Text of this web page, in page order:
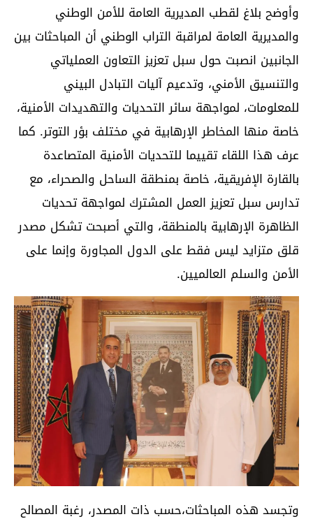
وأوضح بلاغ لقطب المديرية العامة للأمن الوطني
والمديرية العامة لمراقبة التراب الوطني أن المباحثات بين
الجانبين انصبت حول سبل تعزيز التعاون العملياتي
والتنسيق الأمني، وتدعيم آليات التبادل البيني
للمعلومات، لمواجهة سائر التحديات والتهديدات الأمنية،
خاصة منها المخاطر الإرهابية في مختلف بؤر التوتر. كما
عرف هذا اللقاء تقييما للتحديات الأمنية المتصاعدة
بالقارة الإفريقية، خاصة بمنطقة الساحل والصحراء، مع
تدارس سبل تعزيز العمل المشترك لمواجهة تحديات
الظاهرة الإرهابية بالمنطقة، والتي أصبحت تشكل مصدر
قلق متزايد ليس فقط على الدول المجاورة وإنما على
الأمن والسلم العالميين.
وتجسد هذه المباحثات،حسب ذات المصدر، رغبة المصالح